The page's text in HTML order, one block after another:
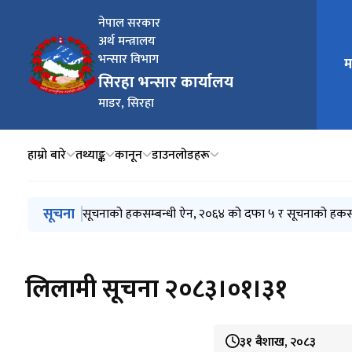
नेपाल सरकार
अर्थ मन्त्रालय
भन्सार विभाग
सिरहा भन्सार कार्यालय
माडर, सिरहा
मुख्य
हाम्राे बारे तथ्याङ्क कानून डाउनलोडहरू
मुख्य नेभिगेसनमा जानुहोस्
सूचना लिलमी सम्बन्धी सूचना २०८२/११/१५
सूचनाको हकसम्बन्धी ऐन, २०६४ को दफा ५ र सूचनाको
लिलामी सूचना २०८३।०१।३१
३१ बैशाख, २०८३